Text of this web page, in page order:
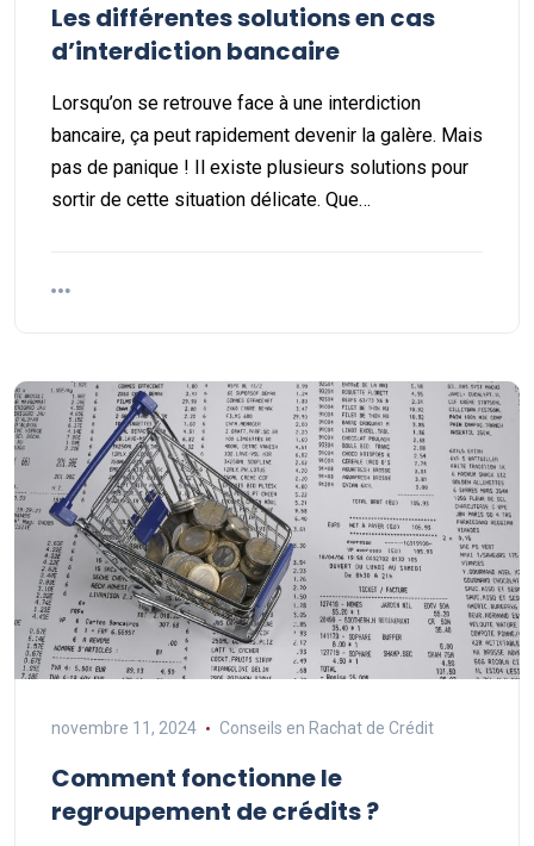
Les différentes solutions en cas
d’interdiction bancaire
Lorsqu’on se retrouve face à une interdiction
bancaire, ça peut rapidement devenir la galère. Mais
pas de panique ! Il existe plusieurs solutions pour
sortir de cette situation délicate. Que…
novembre 11, 2024 Conseils en Rachat de Crédit
Comment fonctionne le
regroupement de crédits ?